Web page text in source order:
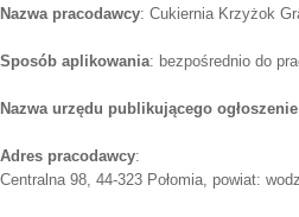
Nazwa pracodawcy: Cukiernia Krzyżok
Sposób aplikowania: bezpośrednio do
Nazwa urzędu publikującego
Adres pracodawcy:
Centralna 98, 44-323 Połomia, powiat: